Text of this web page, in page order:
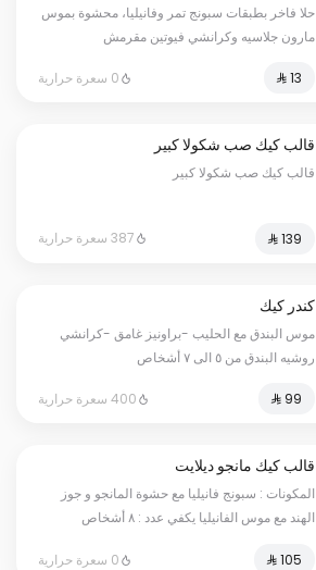
حلا فاخر بطبقات سبونج تمر وفانيليا، محشوة بموس
مارون جلاسيه وكرانشي فيوتين مقرمش
0 سعرة حرارية
قالب كيك صب شكولا كبير
قالب كيك صب شكولا كبير
387 سعرة حرارية
كندر كيك
موس البندق مع الحليب -براونيز غامق -كرانشي
روشيه البندق من ٥ الى ٧ أشخاص
400 سعرة حرارية
قالب كيك مانجو ديلايت
المكونات : سبونج فانيليا مع حشوة المانجو و جوز
الهند مع موس الفانيليا يكفي عدد : ٨ أشخاص
0 سعرة حرارية